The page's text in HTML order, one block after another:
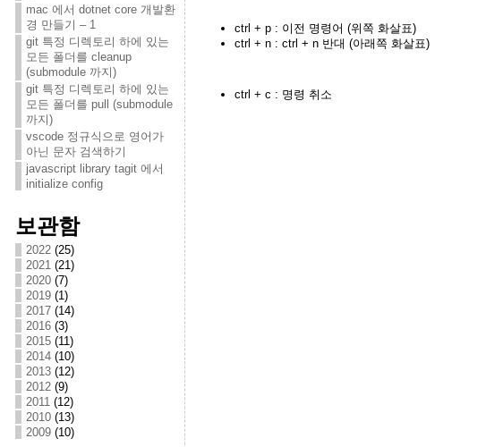
mac 에서 dotnet core 개발환
경 만들기 – 1
git 특정 디렉토리 하에 있는
모든 폴더를 cleanup
(submodule 까지)
git 특정 디렉토리 하에 있는
모든 폴더를 pull (submodule
까지)
vscode 정규식으로 영어가
아닌 문자 검색하기
javascript library tagit 에서
initialize config
보관함
2022(25)
2021(21)
2020(7)
2019(1)
2017(14)
2016(3)
2015(11)
2014(10)
2013(12)
2012(9)
2011(12)
2010(13)
2009(10)
ctrl + p : 이전 명령어 (위쪽 화살표)
ctrl + n : ctrl + n 반대 (아래쪽 화살표)
ctrl + c : 명령 취소